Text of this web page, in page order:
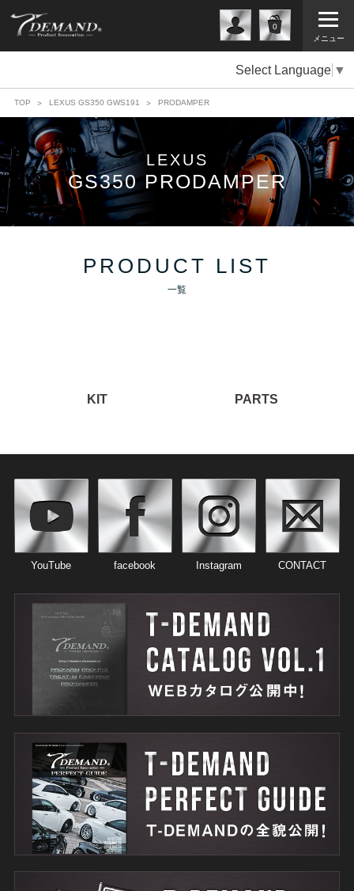
メニュー
0
Select Language ▼
TOP LEXUS GS350 GWS191 PRODAMPER
LEXUS
GS350 PRODAMPER
PRODUCT LIST
一覧
KIT PARTS
YouTube facebook Instagram CONTACT